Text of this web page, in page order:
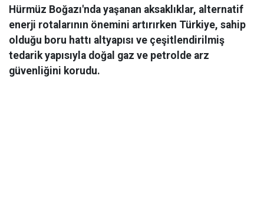
Hürmüz Boğazı'nda yaşanan aksaklıklar, alternatif
enerji rotalarının önemini artırırken Türkiye, sahip
olduğu boru hattı altyapısı ve çeşitlendirilmiş
tedarik yapısıyla doğal gaz ve petrolde arz
güvenliğini korudu.